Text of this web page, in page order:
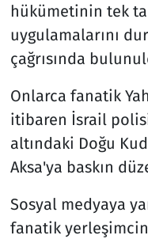
hükümetinin tek
uygulamalarını
çağrısında
Onlarca fanatik
itibaren İsrail
altındaki Doğu
Aksa'ya baskın
Sosyal medyaya
fanatik